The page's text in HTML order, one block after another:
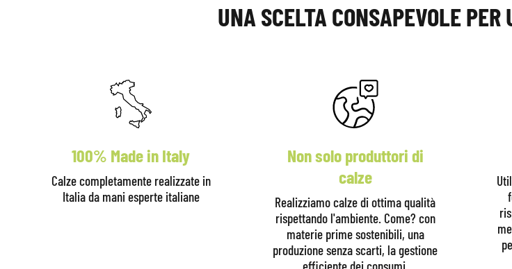
UNA SCELTA CONSAPEVOLE
100% Made in Italy
Calze completamente realizzate in
Italia da mani esperte italiane
Non solo produttori di
calze
Realizziamo calze di ottima qualità
rispettando l'ambiente. Come? con
materie prime sostenibili, una
produzione senza scarti, la gestione